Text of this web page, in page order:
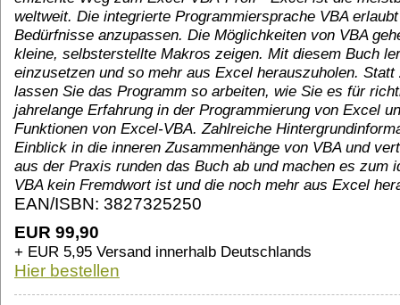
weltweit. Die integrierte Programmiersprache VBA
Bedürfnisse anzupassen. Die Möglichkeiten von VBA
kleine, selbsterstellte Makros zeigen. Mit diesem Buch
einzusetzen und so mehr aus Excel herauszuholen.
lassen Sie das Programm so arbeiten, wie Sie es für
jahrelange Erfahrung in der Programmierung von Excel
Funktionen von Excel-VBA. Zahlreiche
Einblick in die inneren Zusammenhänge von VBA und
aus der Praxis runden das Buch ab und machen es zum
VBA kein Fremdwort ist und die noch mehr aus Excel
EAN/ISBN: 3827325250
EUR 99,90
+ EUR 5,95 Versand innerhalb Deutschlands
Hier bestellen